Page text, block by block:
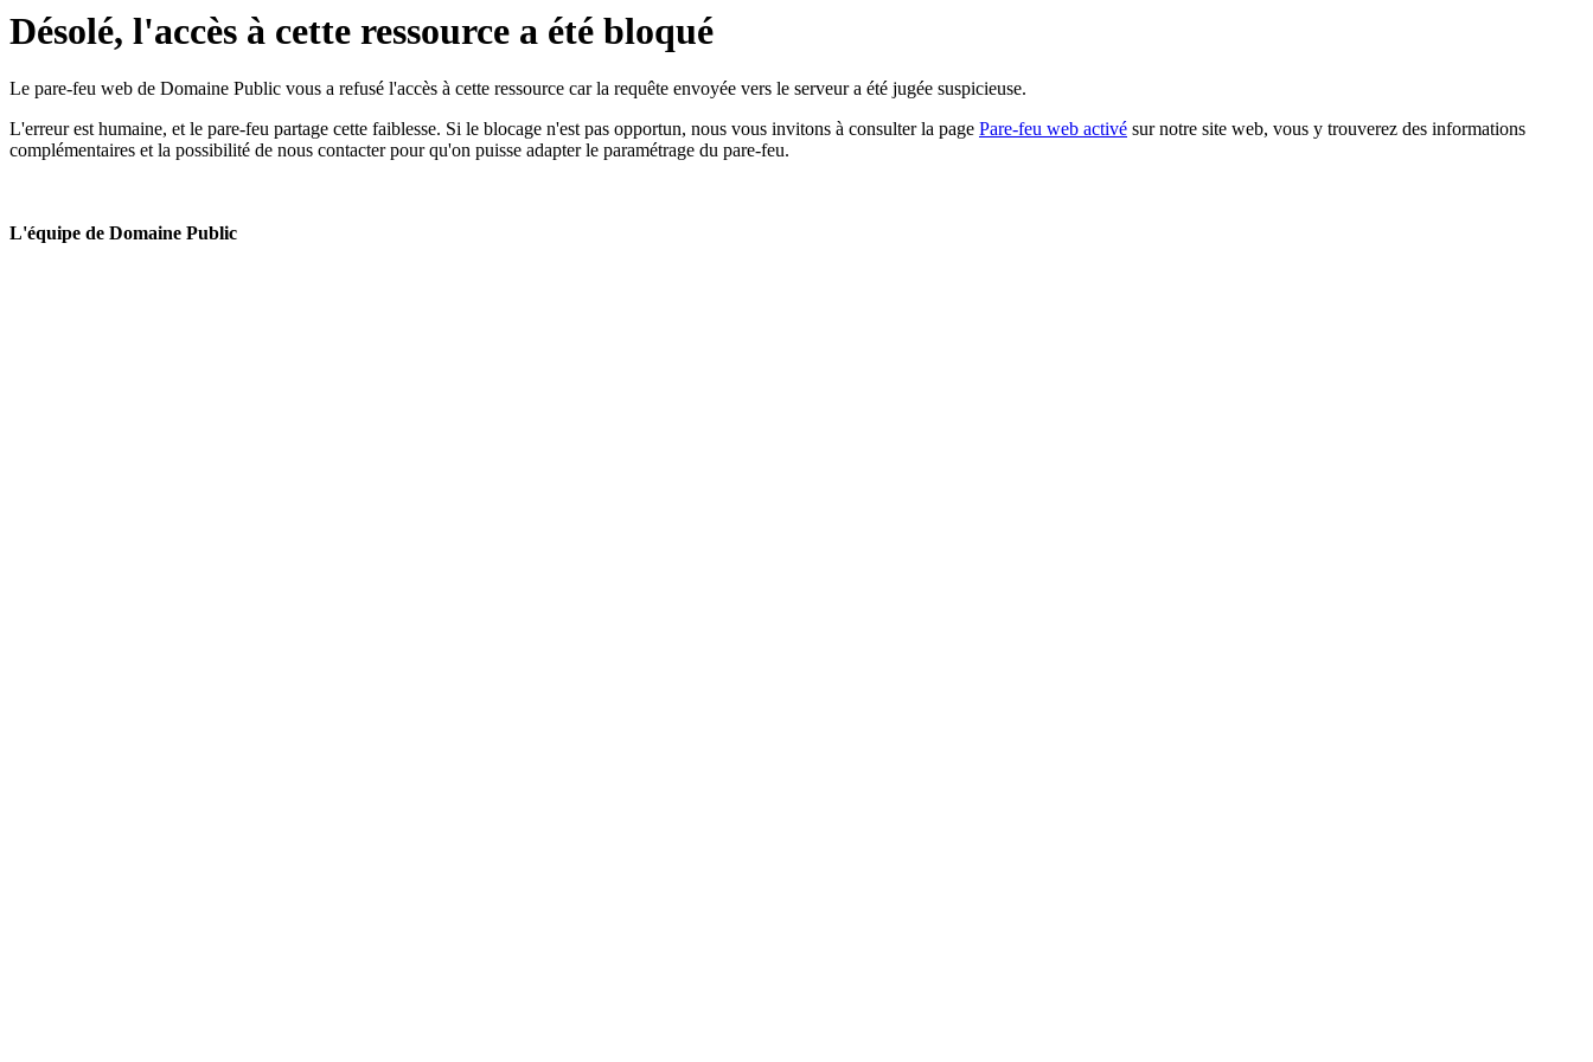
Désolé, l'accès à cette ressource a été bloqué
Le pare-feu web de Domaine Public vous a refusé l'accès à cette ressource car la requête envoyée vers le serveur a été jugée suspicieuse.
L'erreur est humaine, et le pare-feu partage cette faiblesse. Si le blocage n'est pas opportun, nous vous invitons à consulter la page Pare-feu web activé sur notre site web, vous y trouverez des informations
complémentaires et la possibilité de nous contacter pour qu'on puisse adapter le paramétrage du pare-feu.
L'équipe de Domaine Public